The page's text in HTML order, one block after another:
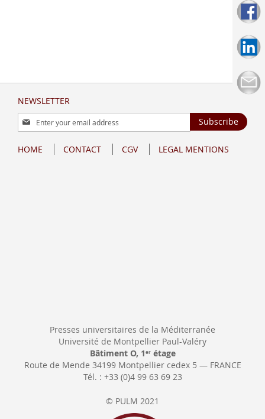
NEWSLETTER
Sign
Up
Our
Subscribe
HOME CONTACT CGV LEGAL MENTIONS
Presses universitaires de la Méditerranée
Université de Montpellier Paul-Valéry
Bâtiment O, 1 erétage
Route de Mende 34199 Montpellier cedex 5 — FRANCE
Tél. : +33 (0)4 99 63 69 23
© PULM 2021